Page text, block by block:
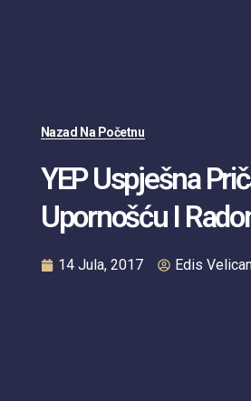
Nazad Na Početnu
YEP Uspješna
Upornošću I
14 Jula, 2017 Edis